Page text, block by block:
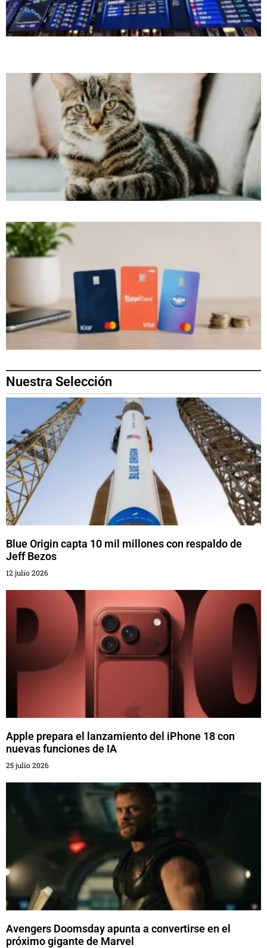
Nuestra Selección
Blue Origin capta 10 mil millones con respaldo de
Jeff Bezos
12 julio 2026
Apple prepara el lanzamiento del iPhone 18 con
nuevas funciones de IA
25 julio 2026
Avengers Doomsday apunta a convertirse en el
próximo gigante de Marvel